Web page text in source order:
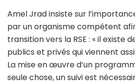
Amel Jrad insiste sur
par un organisme compétent
transition vers la RSE : « il existe
publics et privés qui viennent
La mise en œuvre d’un
seule chose, un suivi est